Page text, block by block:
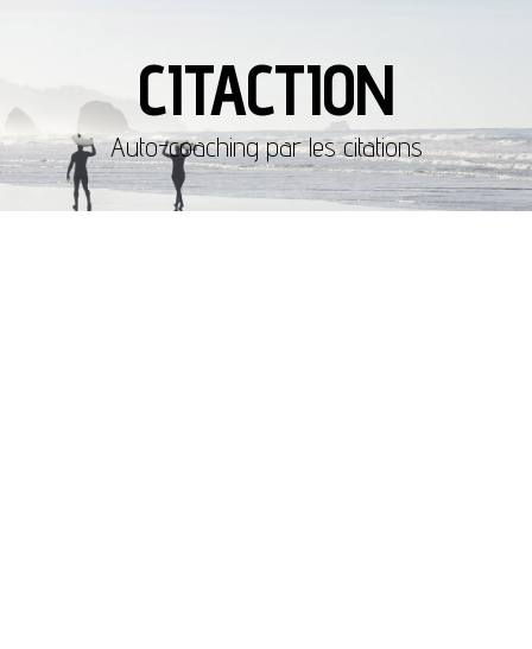
CITACTION
Auto-coaching par les citations